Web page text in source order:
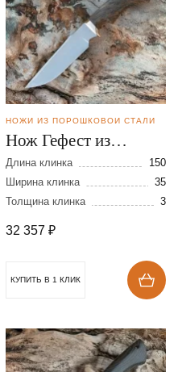
НОЖИ ИЗ ПОРОШКОВОЙ СТАЛИ
Нож Гефест из
порошковой стали
CPM REX 121
Длина клинка
150
Ширина клинка
35
Толщина клинка
3
32 357 ₽
КУПИТЬ В 1 КЛИК